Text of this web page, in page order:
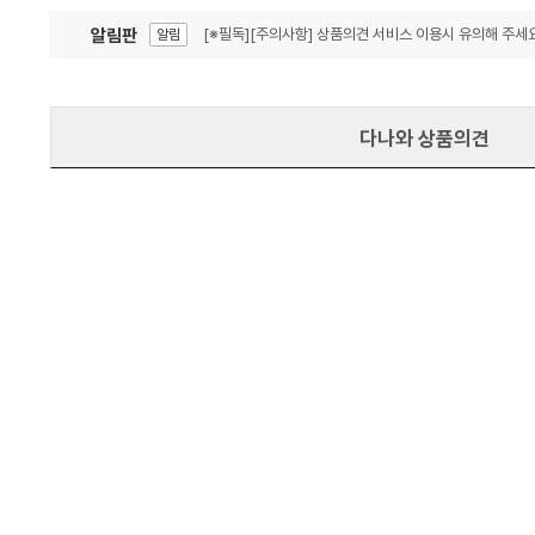
알림판 알림 [※필독][주의사항] 상품의견 서비스 이용시 유의해 주세
다나와 상품의견